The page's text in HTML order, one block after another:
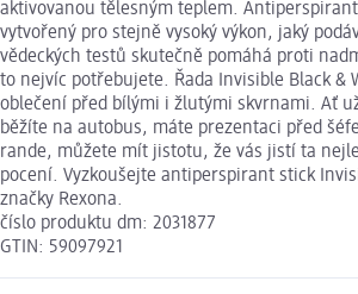
aktivovanou tělesným teplem.
vytvořený pro stejně vysoký výkon, jaký
vědeckých testů skutečně pomáhá proti
to nejvíc potřebujete. Řada Invisible Black &
oblečení před bílými i žlutými skvrnami. Ať
běžíte na autobus, máte prezentaci před
rande, můžete mít jistotu, že vás jistí ta
pocení. Vyzkoušejte antiperspirant stick
značky Rexona.
číslo produktu dm: 2031877
GTIN: 59097921